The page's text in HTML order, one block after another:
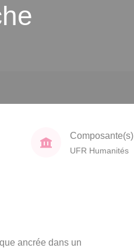
Composante(s)
UFR Humanités
ancrée dans un